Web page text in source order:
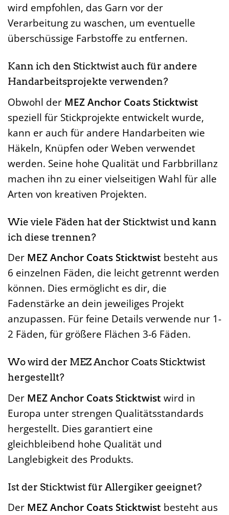
wird empfohlen, das Garn vor der
Verarbeitung zu waschen, um eventuelle
überschüssige Farbstoffe zu entfernen.
Kann ich den Sticktwist auch für andere
Handarbeitsprojekte verwenden?
Obwohl der MEZ Anchor Coats Sticktwist
speziell für Stickprojekte entwickelt wurde,
kann er auch für andere Handarbeiten wie
Häkeln, Knüpfen oder Weben verwendet
werden. Seine hohe Qualität und Farbbrillanz
machen ihn zu einer vielseitigen Wahl für alle
Arten von kreativen Projekten.
Wie viele Fäden hat der Sticktwist und kann
ich diese trennen?
Der MEZ Anchor Coats Sticktwist besteht aus
6 einzelnen Fäden, die leicht getrennt werden
können. Dies ermöglicht es dir, die
Fadenstärke an dein jeweiliges Projekt
anzupassen. Für feine Details verwende nur 1-
2 Fäden, für größere Flächen 3-6 Fäden.
Wo wird der MEZ Anchor Coats Sticktwist
hergestellt?
Der MEZ Anchor Coats Sticktwist wird in
Europa unter strengen Qualitätsstandards
hergestellt. Dies garantiert eine
gleichbleibend hohe Qualität und
Langlebigkeit des Produkts.
Ist der Sticktwist für Allergiker geeignet?
Der MEZ Anchor Coats Sticktwist besteht aus